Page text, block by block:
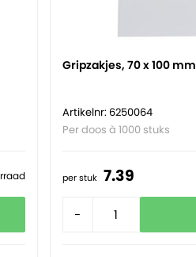
Gripzakjes, 70 x 100 mm
Artikelnr: 6250064
Per doos à 1000 stuks
per stuk 7.39
-